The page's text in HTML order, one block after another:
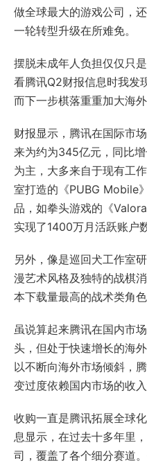
做全球最大的游戏公司，
一轮转型升级在所难免。
摆脱未成年人负担仅仅只
看腾讯Q2财报信息时我发
而下一步棋落重重加大海
财报显示，腾讯在国际市
来为约为345亿元，同比
为主，大多来自于现有工
室打造的《PUBG Mobile
品，如拳头游戏的《
实现了1400万月活跃账户数
另外，像是巡回犬工作室
漫艺术风格及独特的战棋
本下载量最高的战术类角色
虽说算起来腾讯在国内市
头，但处于快速增长的海
以不断向海外市场倾斜，
变过度依赖国内市场的收
收购一直是腾讯拓展全球
息显示，在过去十多年里
司，覆盖了各个细分赛道